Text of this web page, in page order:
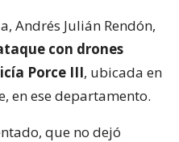
Andrés Julián Rendón,
con drones
Porce III, ubicada en
en ese departamento.
que no dejó